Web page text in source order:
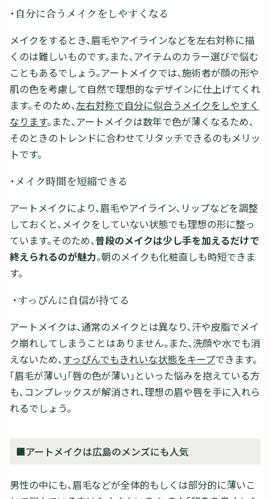
・自分に合うメイクをしやすくなる
メイクをするとき、眉毛やアイラインなどを左右対称に描
くのは難しいものです。また、アイテムのカラー選びで悩む
こともあるでしょう。アートメイクでは、施術者が顔の形や
肌の色を考慮して自然で理想的なデザインに仕上げてくれ
ます。そのため、左右対称で自分に似合うメイクをしやすく
なります。また、アートメイクは数年で色が薄くなるため、
そのときのトレンドに合わせてリタッチできるのもメリッ
トです。
・メイク時間を短縮できる
アートメイクにより、眉毛やアイライン、リップなどを調整
しておくと、メイクをしていない状態でも理想の形に整っ
ています。そのため、普段のメイクは少し手を加えるだけで
終えられるのが魅力。朝のメイクも化粧直しも時短できま
す。
・すっぴんに自信が持てる
アートメイクは、通常のメイクとは異なり、汗や皮脂でメイ
ク崩れしてしまうことはありません。また、洗顔や水でも消
えないため、すっぴんでもきれいな状態をキープできます。
「眉毛が薄い」「唇の色が薄い」といった悩みを抱えている方
も、コンプレックスが解消され、理想の眉や唇を手に入れら
れるでしょう。
■アートメイクは広島のメンズにも人気
男性の中にも、眉毛などが全体的もしくは部分的に薄いこ